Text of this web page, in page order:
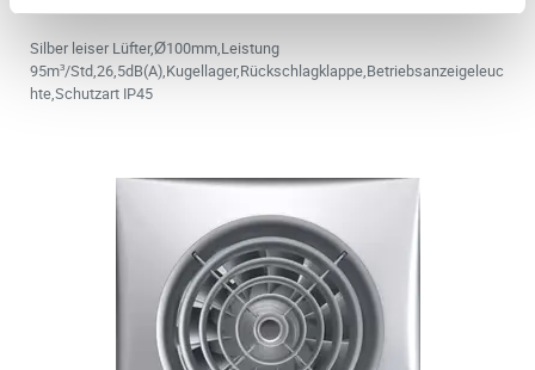
Silber leiser Lüfter,Ø100mm,Leistung
95m³/Std,26,5dB(A),Kugellager,Rückschlagklappe,Betriebsanzeigeleuc
hte,Schutzart IP45